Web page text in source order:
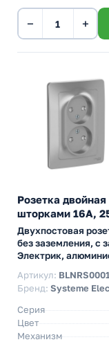
− +
Розетка
шторками 16А,
Двухпостовая
без заземления, с
Электрик,
Артикул:
Бренд: Systeme
Серия
Цвет
Механизм